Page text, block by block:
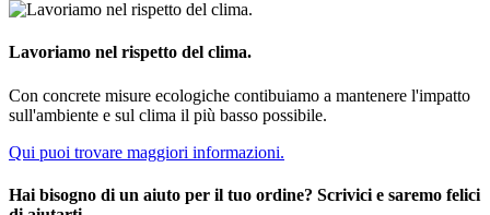
Lavoriamo nel rispetto del clima.
Con concrete misure ecologiche contibuiamo a mantenere l'impatto
sull'ambiente e sul clima il più basso possibile.
Qui puoi trovare maggiori informazioni.
Hai bisogno di un aiuto per il tuo ordine? Scrivici e saremo felici